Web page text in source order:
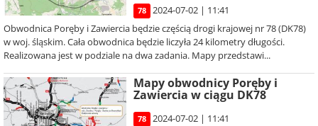
78
2024-07-02 | 11:41
Obwodnica Poręby i Zawiercia będzie częścią drogi krajowej nr 78 (DK78)
w woj. śląskim. Cała obwodnica będzie liczyła 24 kilometry długości.
Realizowana jest w podziale na dwa zadania. Mapy przedstawi...
Mapy obwodnicy Poręby i
Zawiercia w ciągu DK78
78
2024-07-02 | 11:41